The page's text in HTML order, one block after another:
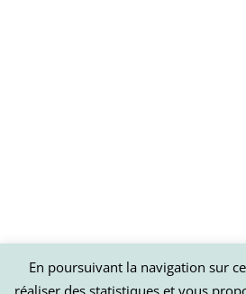
En poursuivant la navigation sur
réaliser des statistiques et vous